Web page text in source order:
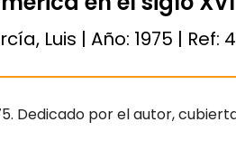
Luis | Año: 1975 | Ref:
Dedicado por el autor,